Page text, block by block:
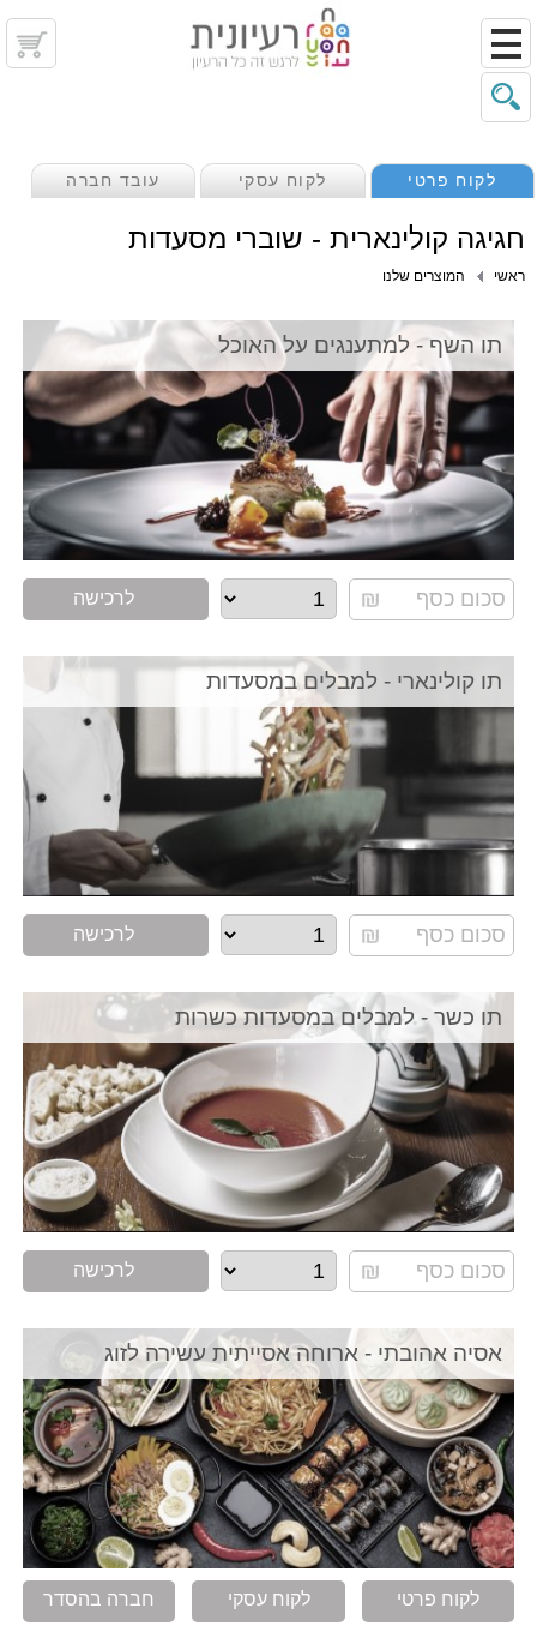
לקוח פרטי לקוח עסקי עובד חברה
חגיגה קולינארית - שוברי מסעדות
ראשי המוצרים שלנו
תו השף - למתענגים על האוכל
לרכישה
תו קולינארי - למבלים במסעדות
לרכישה
תו כשר - למבלים במסעדות כשרות
לרכישה
אסיה אהובתי - ארוחה אסייתית עשירה לזוג
לקוח פרטי לקוח עסקי חברה בהסדר